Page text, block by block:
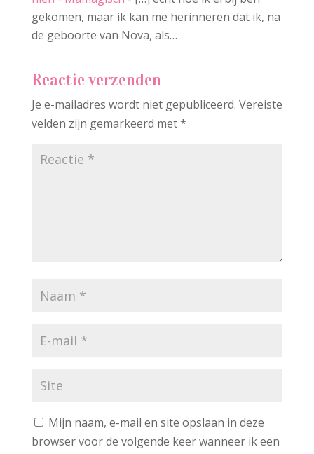
gekomen, maar ik kan me herinneren dat ik, na
de geboorte van Nova, als…
Reactie verzenden
Je e-mailadres wordt niet gepubliceerd. Vereiste
velden zijn gemarkeerd met*
Mijn naam, e-mail en site opslaan in deze
browser voor de volgende keer wanneer ik een